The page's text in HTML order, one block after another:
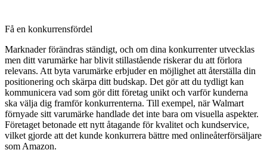
Få en konkurrensfördel
Marknader förändras ständigt, och om dina konkurrenter utvecklas
men ditt varumärke har blivit stillastående riskerar du att förlora
relevans. Att byta varumärke erbjuder en möjlighet att återställa din
positionering och skärpa ditt budskap. Det gör att du tydligt kan
kommunicera vad som gör ditt företag unikt och varför kunderna
ska välja dig framför konkurrenterna. Till exempel, närWalmart
förnyade sitt varumärke handlade det inte bara om visuella aspekter.
Företaget betonade ett nytt åtagande för kvalitet och kundservice,
vilket gjorde att det kunde konkurrera bättre med onlineåterförsäljare
som Amazon.